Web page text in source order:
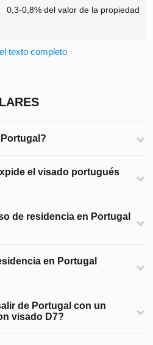
0,3-0,8% del valor de la propiedad
texto completo
el visado portugués
de residencia en Portugal
en Portugal
de Portugal con un
visado D7?